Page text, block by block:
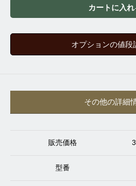
カートに入れ
オプションの値段
その他の詳細
販売価格
型番